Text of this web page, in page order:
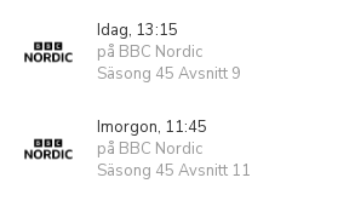
Idag, 13:15
på BBC Nordic
Säsong 45 Avsnitt 9
Imorgon, 11:45
på BBC Nordic
Säsong 45 Avsnitt 11